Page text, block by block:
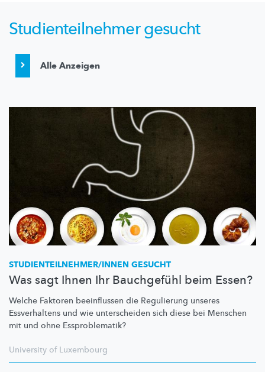
Studienteilnehmer gesucht
Alle Anzeigen
STUDIENTEILNEHMER/INNEN GESUCHT
Was sagt Ihnen Ihr Bauchgefühl beim Essen?
Welche Faktoren beeinflussen die Regulierung unseres
Essverhaltens und wie unterscheiden sich diese bei Menschen
mit und ohne Essproblematik?
University of Luxembourg